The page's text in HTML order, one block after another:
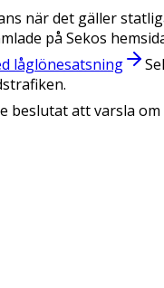
när det gäller
på Sekos
låglönesatsning
beslutat att varsla